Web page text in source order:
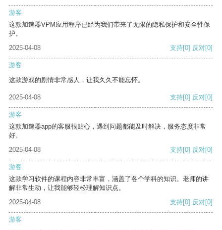
游客
这款加速器VPM应用程序已经为我们带来了无限的隐私保护和安全性保
护。
2025-04-08
支持[0] 反对[0]
游客
这款游戏的剧情非常感人，让我久久不能忘怀。
2025-04-08 支持[0] 反对[0]
游客
这款加速器app的客服很贴心，遇到问题都能及时解决，服务态度非常
好。
2025-04-08
支持[0] 反对[0]
游客
这款学习软件的课程内容非常丰富，涵盖了各个学科的知识。老师的讲
解非常生动，让我能够轻松理解知识点。
2025-04-08
支持[0] 反对[0]
游客